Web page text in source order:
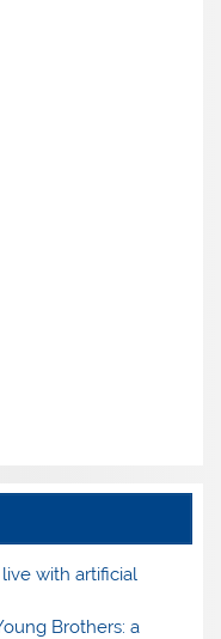
with artificial
Brothers: a